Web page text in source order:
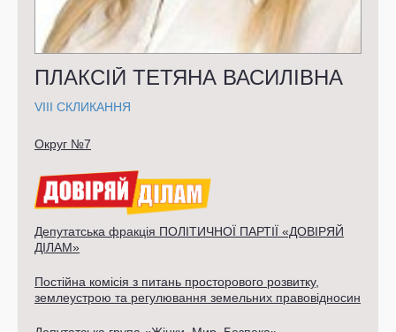
ПЛАКСІЙ ТЕТЯНА ВАСИЛІВНА
VIII СКЛИКАННЯ
Округ №7
Депутатська фракція ПОЛІТИЧНОЇ ПАРТІЇ «ДОВІРЯЙ
ДІЛАМ»
Постійна комісія з питань просторового розвитку,
землеустрою та регулювання земельних правовідносин